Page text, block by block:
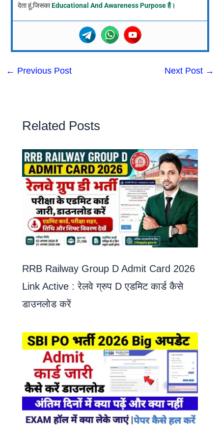
देता हूं,जिसकाEducational And Awareness Purpose है।
← Previous Post Next Post →
Related Posts
RRB Railway Group D Admit Card 2026
Link Active : रेलवे ग्रुप D एडमिट कार्ड कैसे
डाउनलोड करें